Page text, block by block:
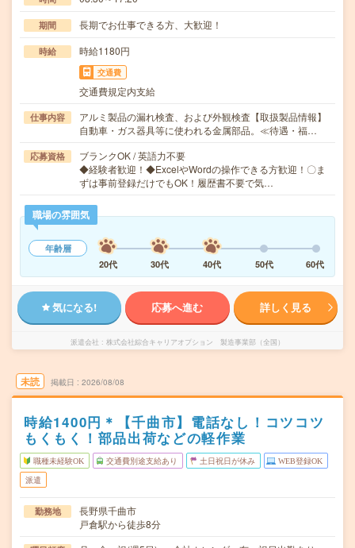
期間 長期でお仕事できる方、大歓迎！
時給 時給1180円
交通費
交通費規定内支給
仕事内容
アルミ製品の漏れ検査、および外観検査【取扱製品情報】
自動車・ガス器具等に使われる金属部品。≪待遇・福…
応募資格
ブランクOK / 英語力不要
◆経験者歓迎！◆ExcelやWordの操作できる方歓迎！〇ま
ずは事前登録だけでもOK！履歴書不要で気…
職場の雰囲気
年齢層
20代
30代 40代 50代 60代
気になる! 応募へ進む 詳しく見る
派遣会社 株式会社綜合キャリアオプション 製造事業部（全国）
未読 掲載日 2026/08/08
時給1400円＊【千曲市】電話なし！コツコツ
もくもく！部品出荷などの軽作業
職種未経験OK 交通費別途支給あり 土日祝日が休み WEB登録OK
派遣
勤務地
長野県千曲市
戸倉駅から徒歩8分